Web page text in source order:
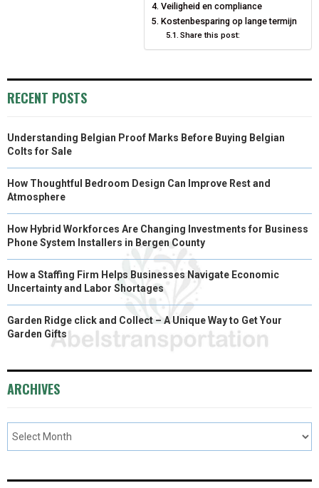
S N
Veiligheid en compliance
Kostenbesparing op lange termijn
Share this post:
RECENT POSTS
Understanding Belgian Proof Marks Before Buying Belgian
Colts for Sale
How Thoughtful Bedroom Design Can Improve Rest and
Atmosphere
How Hybrid Workforces Are Changing Investments for Business
Phone System Installers in Bergen County
How a Staffing Firm Helps Businesses Navigate Economic
Uncertainty and Labor Shortages
Garden Ridge click and Collect – A Unique Way to Get Your
Garden Gifts
ARCHIVES